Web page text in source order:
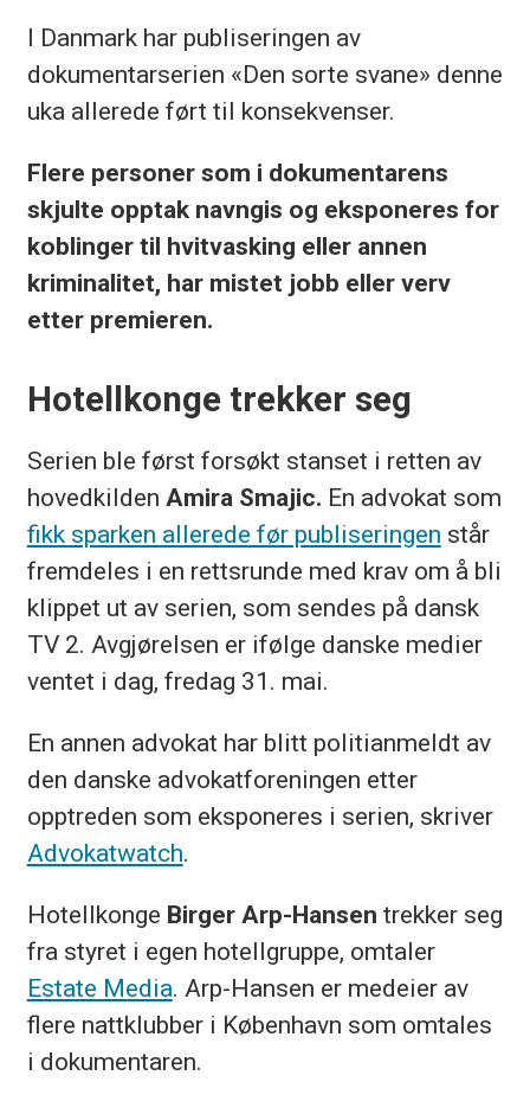
I Danmark har publiseringen av
dokumentarserien «Den sorte svane» denne
uka allerede ført til konsekvenser.
Flere personer som i dokumentarens
skjulte opptak navngis og eksponeres for
koblinger til hvitvasking eller annen
kriminalitet, har mistet jobb eller verv
etter premieren.
Hotellkonge trekker seg
Serien ble først forsøkt stanset i retten av
hovedkilden Amira Smajic. En advokat som
fikk sparken allerede før publiseringen står
fremdeles i en rettsrunde med krav om å bli
klippet ut av serien, som sendes på dansk
TV 2. Avgjørelsen er ifølge danske medier
ventet i dag, fredag 31. mai.
En annen advokat har blitt politianmeldt av
den danske advokatforeningen etter
opptreden som eksponeres i serien, skriver
Advokatwatch.
Hotellkonge Birger Arp-Hansen trekker seg
fra styret i egen hotellgruppe, omtaler
Estate Media. Arp-Hansen er medeier av
flere nattklubber i København som omtales
i dokumentaren.